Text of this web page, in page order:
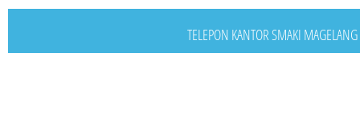
TELEPON KANTOR SMAKI